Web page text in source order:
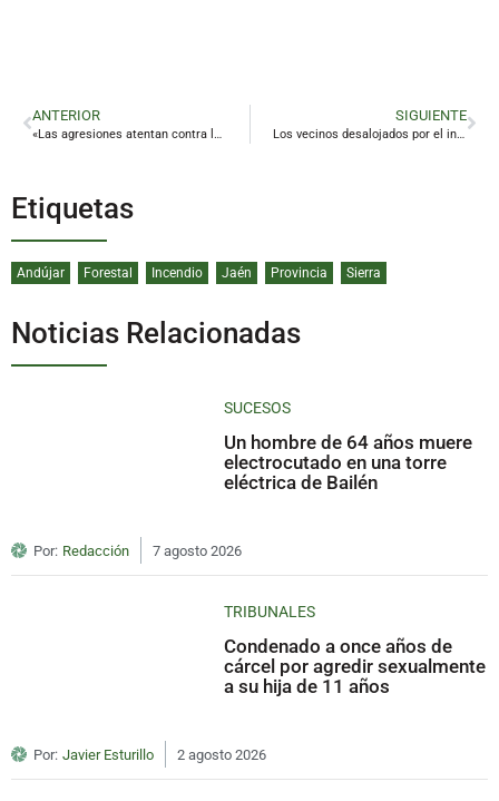
ANTERIOR SIGUIENTE
Los vecinos desalojados por el incendio de Andújar ya han vuelto a sus viviendas
Etiquetas
Andújar Forestal Incendio Jaén Provincia Sierra
Noticias Relacionadas
SUCESOS
Un hombre de 64 años muere
electrocutado en una torre
eléctrica de Bailén
Por: Redacción 7 agosto 2026
TRIBUNALES
Condenado a once años de
cárcel por agredir sexualmente
a su hija de 11 años
Por: Javier Esturillo 2 agosto 2026